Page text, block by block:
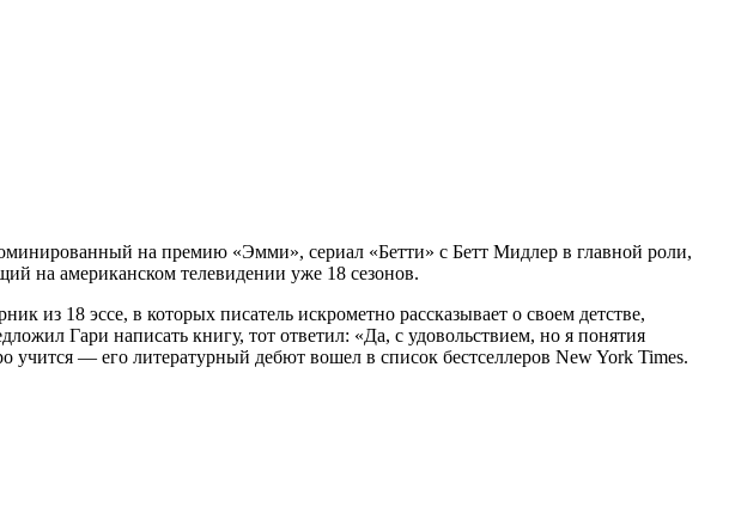
на премию «Эмми», сериал «Бетти» с Бетт Мидлер в главной роли,
на американском телевидении уже 18 сезонов.
из 18 эссе, в которых писатель искрометно рассказывает о своем детстве,
Гари написать книгу, тот ответил: «Да, с удовольствием, но я понятия
— его литературный дебют вошел в список бестселлеров New York Times.